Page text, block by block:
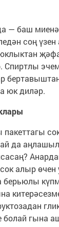
— баш миенә
соң
юк диләр.
да
алыр
берьюлы
гына